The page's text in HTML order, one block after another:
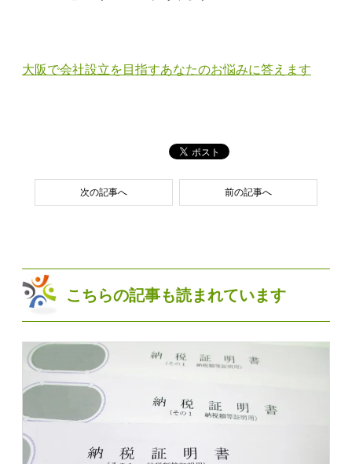
大阪で会社設立を目指すあなたのお悩みに答えます
次の記事へ 前の記事へ
こちらの記事も読まれています